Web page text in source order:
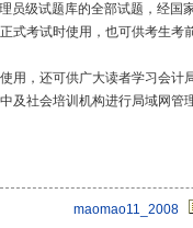
级试题库的全部试题，经国
式考试时使用，也可供考生考
用，还可供广大读者学习会计
及社会培训机构进行局域网管
maomao11_2008